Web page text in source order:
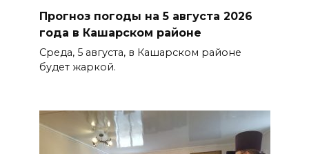
Прогноз погоды на 5 августа 2026
года в Кашарском районе
Среда, 5 августа, в Кашарском районе
будет жаркой.